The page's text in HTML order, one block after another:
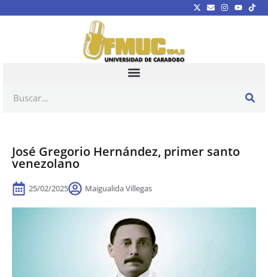
José Gregorio Hernández, primer santo
venezolano
25/02/2025 Maigualida Villegas